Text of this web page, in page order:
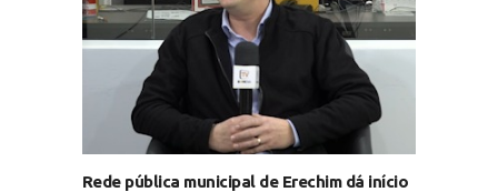
Rede pública municipal de Erechim dá início